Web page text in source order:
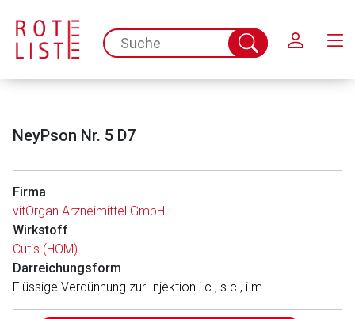
spc.search.input.placeholder
Suche
abschicken
NeyPson Nr. 5 D7
Firma
vitOrgan Arzneimittel GmbH
Wirkstoff
Cutis (HOM)
Darreichungsform
Flüssige Verdünnung zur Injektion i.c., s.c., i.m.